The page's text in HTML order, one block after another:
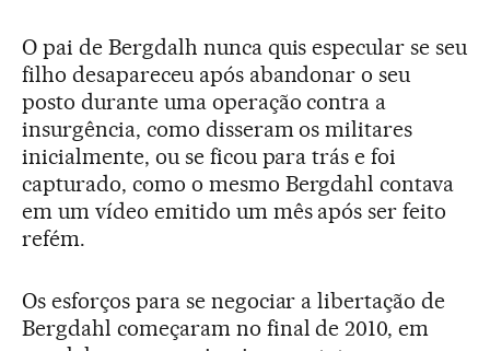
O pai de Bergdalh nunca quis especular se seu
filho desapareceu após abandonar o seu
posto durante uma operação contra a
insurgência, como disseram os militares
inicialmente, ou se ficou para trás e foi
capturado, como o mesmo Bergdahl contava
em um vídeo emitido um mês após ser feito
refém.
Os esforços para se negociar a libertação de
Bergdahl começaram no final de 2010, em